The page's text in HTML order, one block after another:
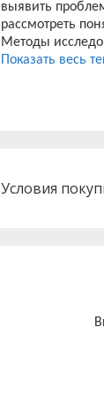
выявить
рассмотреть
Методы
Показать весь
Условия